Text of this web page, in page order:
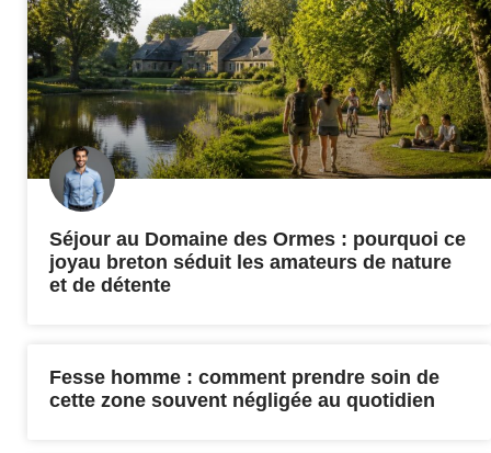
Séjour au Domaine des Ormes : pourquoi ce
joyau breton séduit les amateurs de nature
et de détente
Fesse homme : comment prendre soin de
cette zone souvent négligée au quotidien